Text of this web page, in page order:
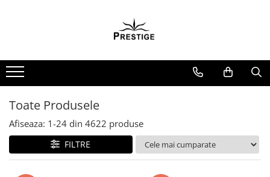
Noutati
Promotii
Spiritualitate - Ezoterism
AngelConnection
Arte Divinatorii
Toate Produsele
Afiseaza: 1-24 din 4622 produse
FILTRE